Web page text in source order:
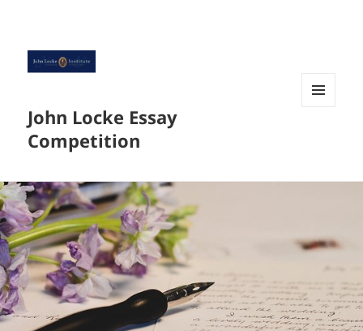
John Locke Essay
Competition